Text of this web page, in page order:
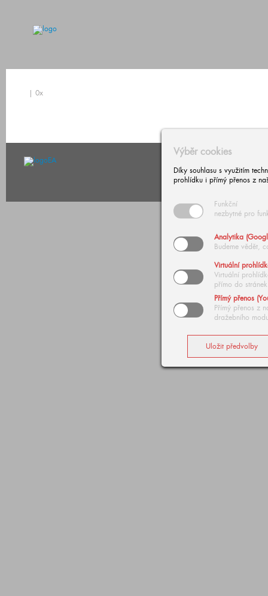
Výběr cookies
Díky souhlasu s využitím
prohlídku i přímý přenos z
Funkční
nezbytné pro
Analytika
Budeme vědět,
Virtuální
Virtuální
přímo do stránek
Přímý přenos
Přímý přenos z
dražebního
| 0x